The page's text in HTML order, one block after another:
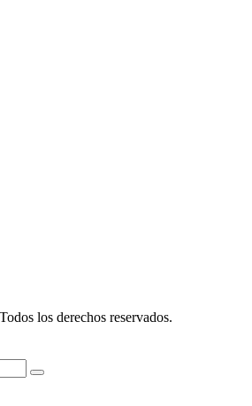
los derechos reservados.